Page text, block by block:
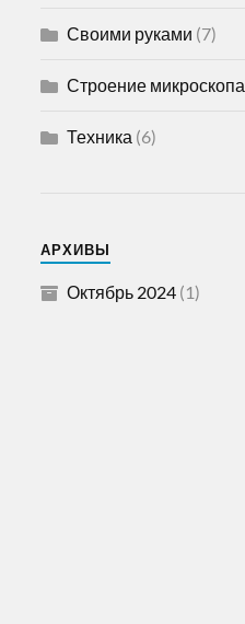
Своими руками (7)
Строение микроскопа
Техника (6)
АРХИВЫ
Октябрь 2024(1)